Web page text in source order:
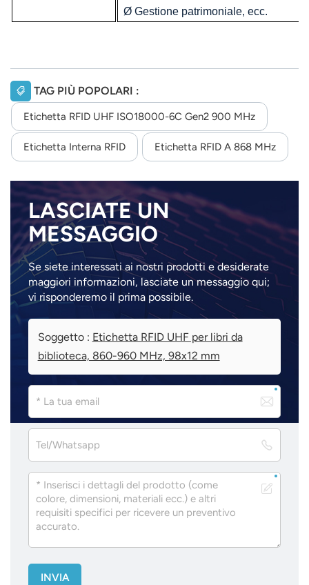
Ø Gestione patrimoniale, ecc.
TAG PIÙ POPOLARI :
Etichetta RFID UHF ISO18000-6C Gen2 900 MHz
Etichetta Interna RFID Etichetta RFID A 868 MHz
LASCIATE UN
MESSAGGIO
Se siete interessati ai nostri prodotti e desiderate
maggiori informazioni, lasciate un messaggio qui;
vi risponderemo il prima possibile.
Soggetto : Etichetta RFID UHF per libri da
biblioteca, 860-960 MHz, 98x12 mm
INVIA